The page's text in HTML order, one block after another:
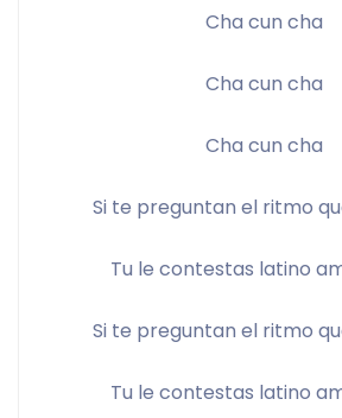
Cha cun cha
Cha cun cha
Cha cun cha
Si te preguntan el ritmo
Tu le contestas latino
Si te preguntan el ritmo
Tu le contestas latino